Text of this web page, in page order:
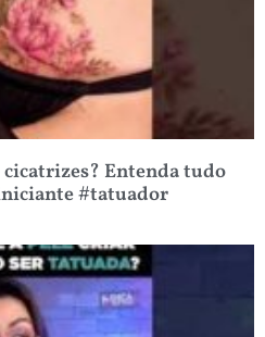
Entenda tudo
#tatuador